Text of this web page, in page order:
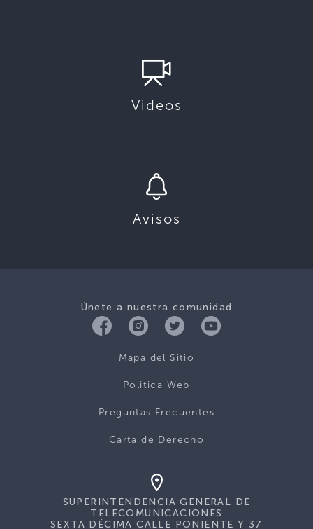
Videos
Avisos
Únete a nuestra comunidad
Mapa del Sitio
Politica Web
Preguntas Frecuentes
Carta de Derecho
SUPERINTENDENCIA GENERAL DE
TELECOMUNICACIONES
SEXTA DÉCIMA CALLE PONIENTE Y 37